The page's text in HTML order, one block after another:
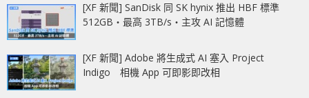
[XF 新聞] SanDisk 同 SK hynix 推出 HBF 標準
512GB‧最高 3TB/s‧主攻 AI 記憶體
[XF 新聞] Adobe 將生成式 AI 塞入 Project
Indigo 相機 App 可即影即改相